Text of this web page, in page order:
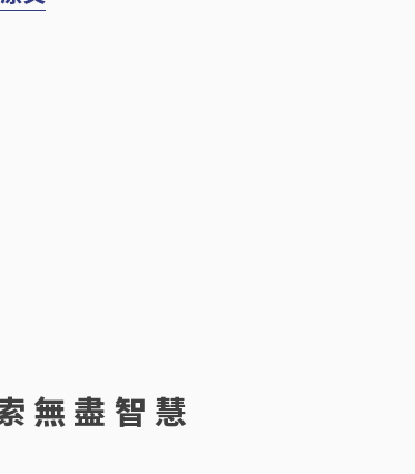
無盡智慧